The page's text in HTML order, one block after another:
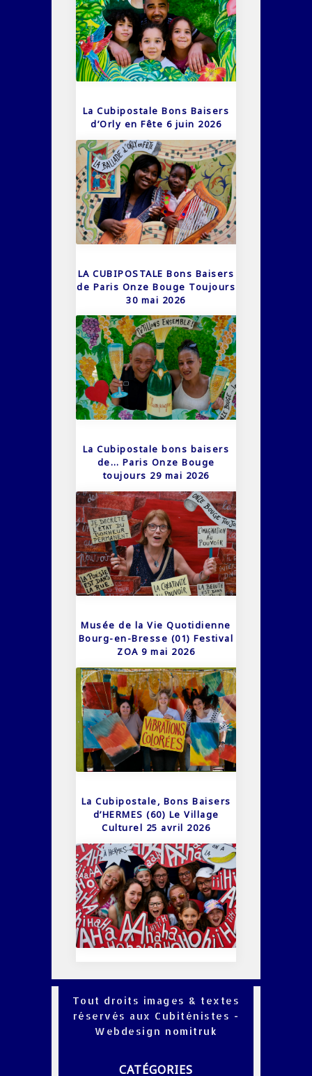
La Cubipostale Bons Baisers
d’Orly en Fête 6 juin 2026
LA CUBIPOSTALE Bons Baisers
de Paris Onze Bouge Toujours
30 mai 2026
La Cubipostale bons baisers
de… Paris Onze Bouge
toujours 29 mai 2026
Musée de la Vie Quotidienne
Bourg-en-Bresse (01) Festival
ZOA 9 mai 2026
La Cubipostale, Bons Baisers
d’HERMES (60) Le Village
Culturel 25 avril 2026
Tout droits images & textes
réservés aux Cubiténistes -
Webdesign nomitruk
CATÉGORIES